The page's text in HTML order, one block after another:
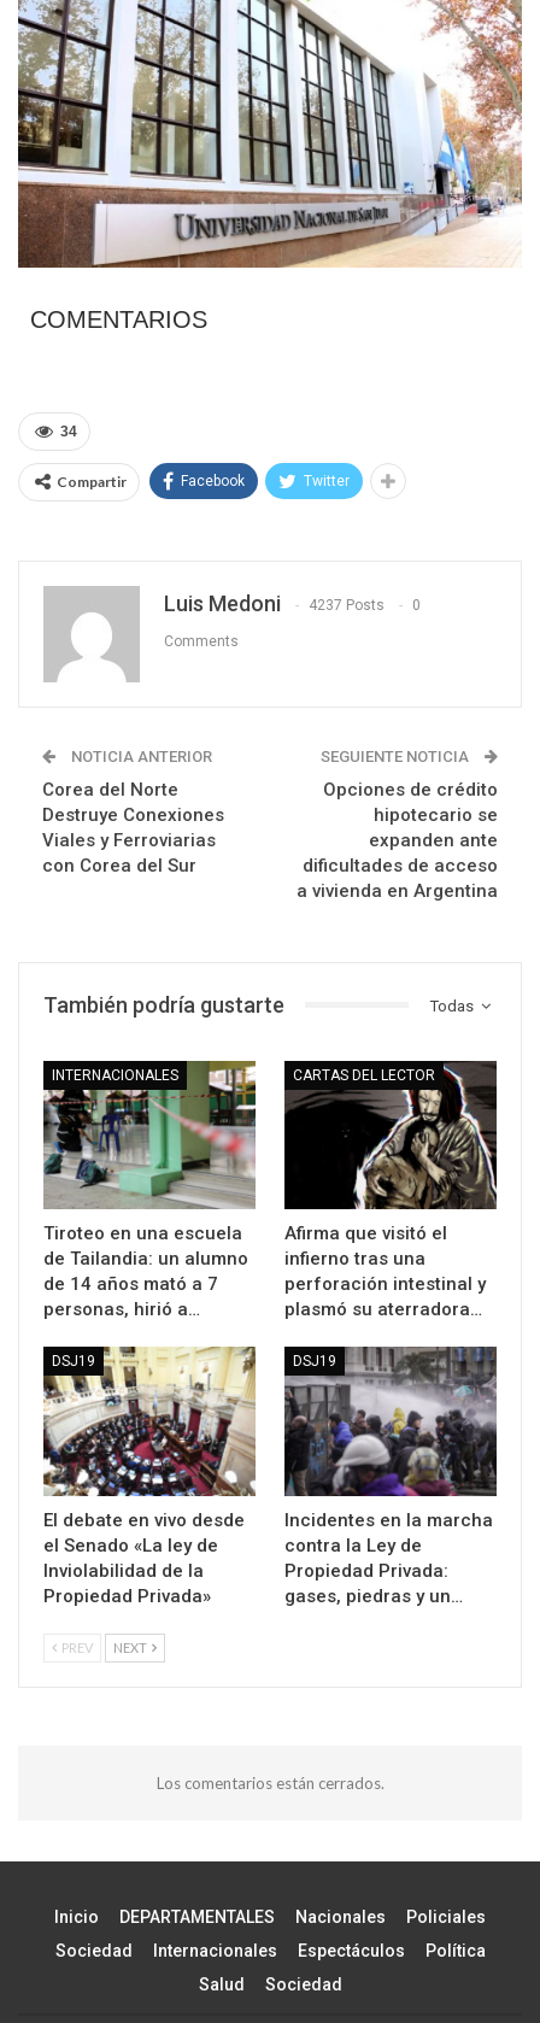
COMENTARIOS
34
Compartir Facebook Twitter
Luis Medoni 4237 Posts 0
Comments
NOTICIA ANTERIOR
Corea del Norte
Destruye Conexiones
Viales y Ferroviarias
con Corea del Sur
SEGUIENTE NOTICIA
Opciones de crédito
hipotecario se
expanden ante
dificultades de acceso
a vivienda en Argentina
Todas
También podría gustarte
INTERNACIONALES
Tiroteo en una escuela
de Tailandia: un alumno
de 14 años mató a 7
personas, hirió a…
CARTAS DEL LECTOR
Afirma que visitó el
infierno tras una
perforación intestinal y
plasmó su aterradora…
DSJ19
El debate en vivo desde
el Senado «La ley de
Inviolabilidad de la
Propiedad Privada»
DSJ19
Incidentes en la marcha
contra la Ley de
Propiedad Privada:
gases, piedras y un…
PREV NEXT
Los comentarios están cerrados.
Inicio DEPARTAMENTALES Nacionales
Policiales
Sociedad
Internacionales Espectáculos
Política
Salud
Sociedad